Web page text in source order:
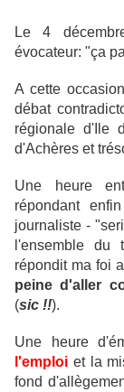
Le 4
évocateur: "ça
A cette
débat
régionale d'Ile
d'Achères et
Une heure
répondant
journaliste -
l'ensemble du
répondit ma foi
peine d'aller
(sic !!).
Une heure
l'emploi et la
fond